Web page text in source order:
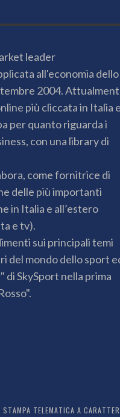
leader
all'economia dello
2004.
più cliccata in Italia e
per quanto riguarda i
con una library di
come fornitrice di
delle più importanti
in Italia e all’estero
e tv).
sui principali temi
del mondo dello sport
SkySport nella prima
STAMPA TELEMATICA A